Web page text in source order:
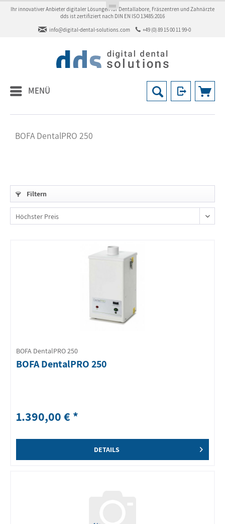
Ihr innovativer Anbieter digitaler Lösungen für Dentallabore, Fräszentren und Zahnärzte
dds ist zertifiziert nach DIN EN ISO 13485:2016
info@digital-dental-solutions.com
+49 (0) 89 15 00 11 99-0
MENÜ
BOFA DentalPRO 250
Filtern
BOFA DentalPRO 250
BOFA DentalPRO 250
1.390,00 € *
DETAILS